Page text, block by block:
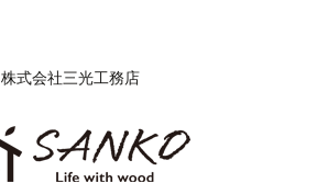
株式会社三光工務店